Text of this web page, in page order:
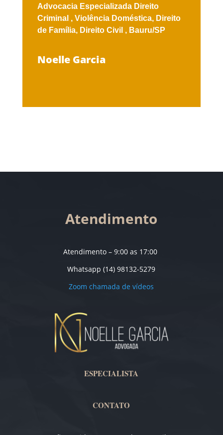
Advocacia Especializada Direito
Criminal , Violência Doméstica, Direito
de Família, Direito Civil , Bauru/SP
Noelle Garcia
Atendimento
Atendimento – 9:00 as 17:00
Whatsapp (14) 98132-5279
Zoom chamada de vídeos
ESPECIALISTA
CONTATO